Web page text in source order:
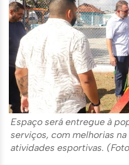
Espaço será entregue à
serviços, com melhorias
atividades esportivas.